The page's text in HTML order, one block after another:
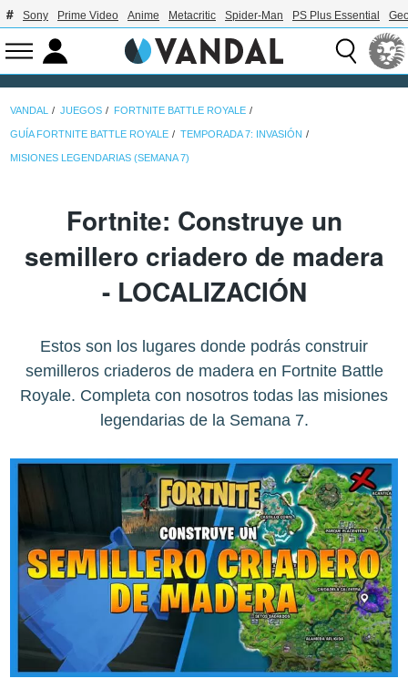
Sony Prime Video Anime Metacritic Spider-Man PS Plus Essential
VANDAL JUEGOS FORTNITE BATTLE ROYALE
GUÍA FORTNITE BATTLE ROYALE TEMPORADA 7: INVASIÓN
MISIONES LEGENDARIAS (SEMANA 7)
Fortnite: Construye un
semillero criadero de madera
- LOCALIZACIÓN
Estos son los lugares donde podrás construir
semilleros criaderos de madera en Fortnite Battle
Royale. Completa con nosotros todas las misiones
legendarias de la Semana 7.